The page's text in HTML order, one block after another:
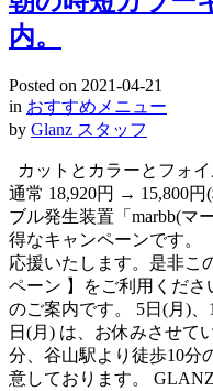
内。
Posted on 2021-04-21
in おすすめメニュー
by Glanz スタッフ
カットとカラーとフォ
通常 18,920円 → 15,800
ブル発生装置「marbb(マ
得なキャンペーンです
応援いたします。是非こ
ペーン 】をご利用くだ
のご案内です。 5日(月)
日(月) は、お休みさせて
分、谷山駅より徒歩10分
意しております。